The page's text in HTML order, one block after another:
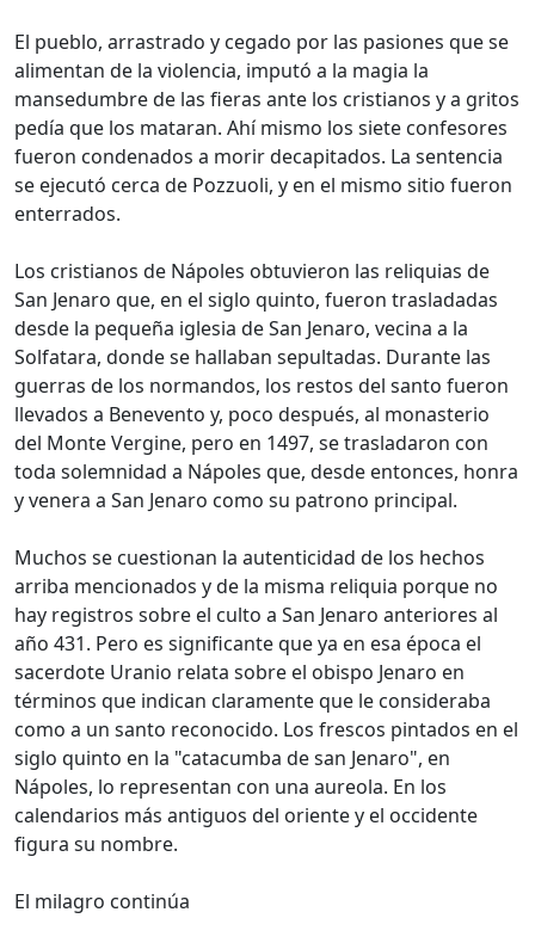
El pueblo, arrastrado y cegado por las pasiones que se
alimentan de la violencia, imputó a la magia la
mansedumbre de las fieras ante los cristianos y a gritos
pedía que los mataran. Ahí mismo los siete confesores
fueron condenados a morir decapitados. La sentencia
se ejecutó cerca de Pozzuoli, y en el mismo sitio fueron
enterrados.
Los cristianos de Nápoles obtuvieron las reliquias de
San Jenaro que, en el siglo quinto, fueron trasladadas
desde la pequeña iglesia de San Jenaro, vecina a la
Solfatara, donde se hallaban sepultadas. Durante las
guerras de los normandos, los restos del santo fueron
llevados a Benevento y, poco después, al monasterio
del Monte Vergine, pero en 1497, se trasladaron con
toda solemnidad a Nápoles que, desde entonces, honra
y venera a San Jenaro como su patrono principal.
Muchos se cuestionan la autenticidad de los hechos
arriba mencionados y de la misma reliquia porque no
hay registros sobre el culto a San Jenaro anteriores al
año 431. Pero es significante que ya en esa época el
sacerdote Uranio relata sobre el obispo Jenaro en
términos que indican claramente que le consideraba
como a un santo reconocido. Los frescos pintados en el
siglo quinto en la "catacumba de san Jenaro", en
Nápoles, lo representan con una aureola. En los
calendarios más antiguos del oriente y el occidente
figura su nombre.
El milagro continúa